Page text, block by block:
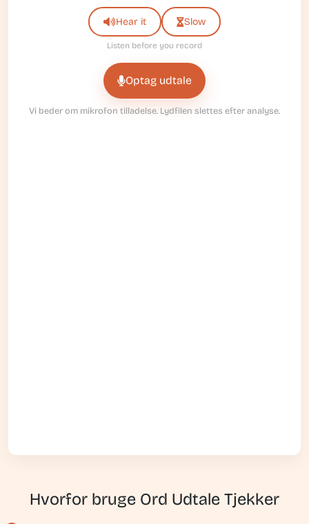
Hear it Slow
Listen before you record
Optag udtale
Vi beder om mikrofon tilladelse. Lydfilen slettes efter analyse.
Hvorfor bruge Ord Udtale Tjekker